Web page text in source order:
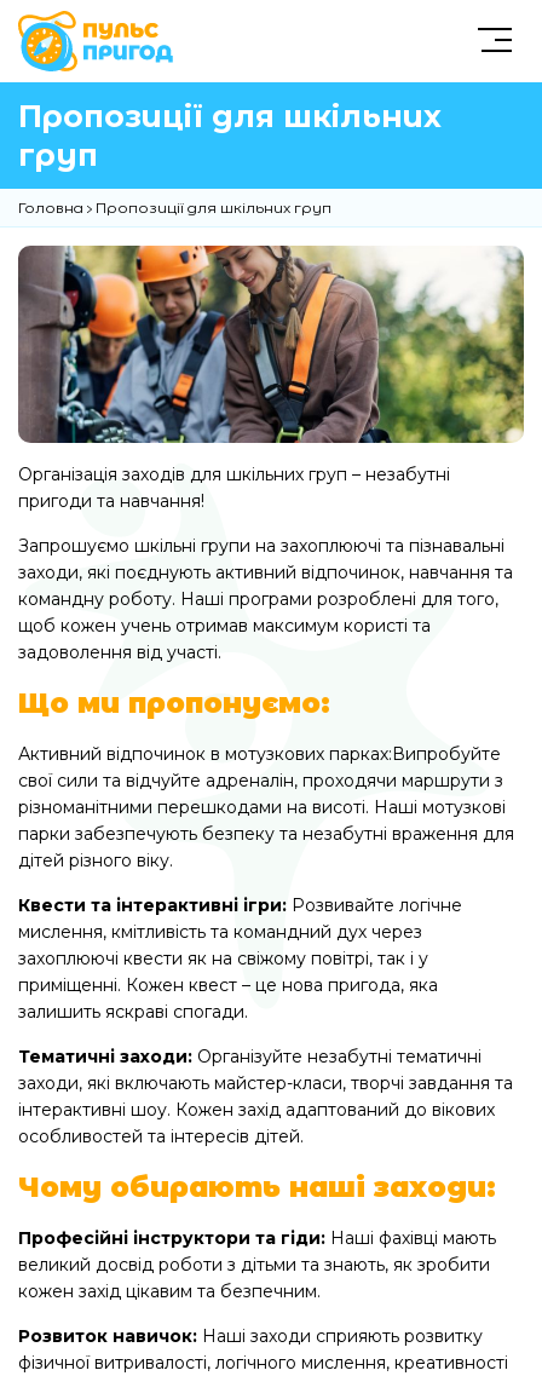
Пропозиції для шкільних
груп
Головна Пропозиції для шкільних груп
Організація заходів для шкільних груп – незабутні
пригоди та навчання!
Запрошуємо шкільні групи на захоплюючі та пізнавальні
заходи, які поєднують активний відпочинок, навчання та
командну роботу. Наші програми розроблені для того,
щоб кожен учень отримав максимум користі та
задоволення від участі.
Що ми пропонуємо:
Активний відпочинок в мотузкових парках:Випробуйте
свої сили та відчуйте адреналін, проходячи маршрути з
різноманітними перешкодами на висоті. Наші мотузкові
парки забезпечують безпеку та незабутні враження для
дітей різного віку.
Квести та інтерактивні ігри: Розвивайте логічне
мислення, кмітливість та командний дух через
захоплюючі квести як на свіжому повітрі, так і у
приміщенні. Кожен квест – це нова пригода, яка
залишить яскраві спогади.
Тематичні заходи: Організуйте незабутні тематичні
заходи, які включають майстер-класи, творчі завдання та
інтерактивні шоу. Кожен захід адаптований до вікових
особливостей та інтересів дітей.
Чому обирають наші заходи:
Професійні інструктори та гіди: Наші фахівці мають
великий досвід роботи з дітьми та знають, як зробити
кожен захід цікавим та безпечним.
Розвиток навичок: Наші заходи сприяють розвитку
фізичної витривалості, логічного мислення, креативності